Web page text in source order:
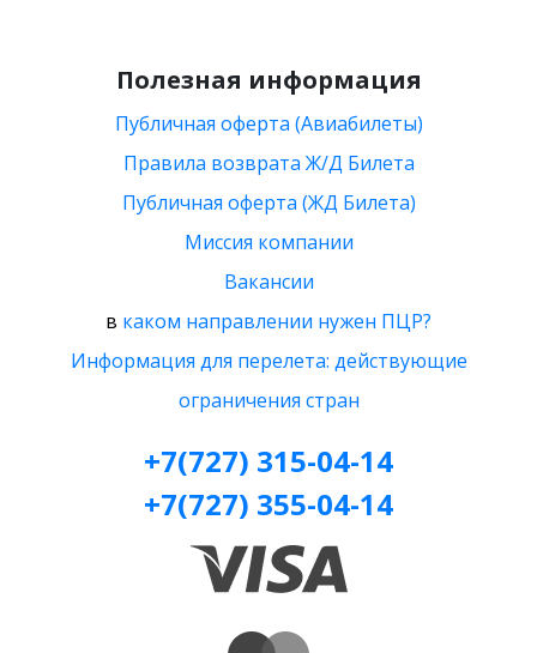
Полезная информация
Публичная оферта (Авиабилеты)
Правила возврата Ж/Д Билета
Публичная оферта (ЖД Билета)
Миссия компании
Вакансии
в каком направлении нужен ПЦР?
Информация для перелета: действующие
ограничения стран
+7(727) 315-04-14
+7(727) 355-04-14